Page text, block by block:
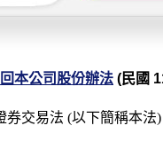
本公司股份辦法 (民國
券交易法 (以下簡稱本